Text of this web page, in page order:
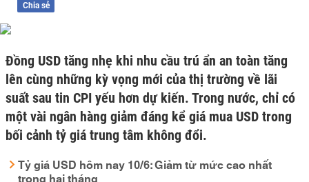
Chia sẻ
Đồng USD tăng nhẹ khi nhu cầu trú ẩn an toàn tăng
lên cùng những kỳ vọng mới của thị trường về lãi
suất sau tin CPI yếu hơn dự kiến. Trong nước, chỉ có
một vài ngân hàng giảm đáng kể giá mua USD trong
bối cảnh tỷ giá trung tâm không đổi.
Tỷ giá USD hôm nay 10/6: Giảm từ mức cao nhất
trong hai tháng